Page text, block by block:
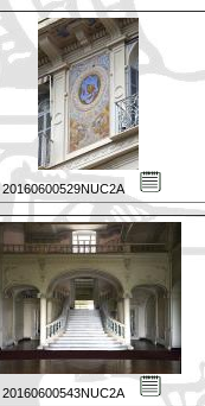
20160600529NUC2A
20160600543NUC2A